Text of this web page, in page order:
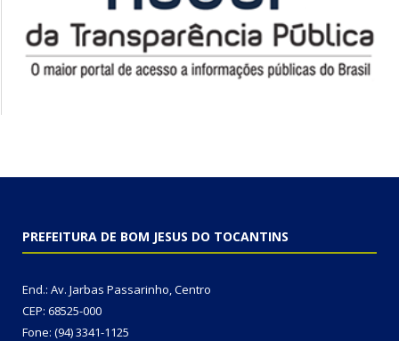
PREFEITURA DE BOM JESUS DO TOCANTINS
End.: Av. Jarbas Passarinho, Centro
CEP: 68525-000
Fone: (94) 3341-1125